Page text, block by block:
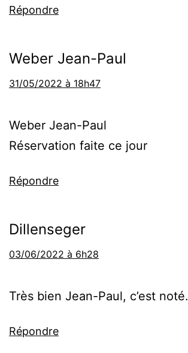
Répondre
Weber Jean-Paul
31/05/2022 à 18h47
Weber Jean-Paul
Réservation faite ce jour
Répondre
Dillenseger
03/06/2022 à 6h28
Très bien Jean-Paul, c’est noté.
Répondre